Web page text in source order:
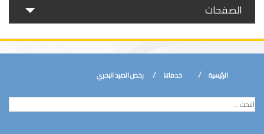
الصفحات
حولنا
إعلانات ومناقصات
الرئيسية خدماتنا رخص الصيد البحري